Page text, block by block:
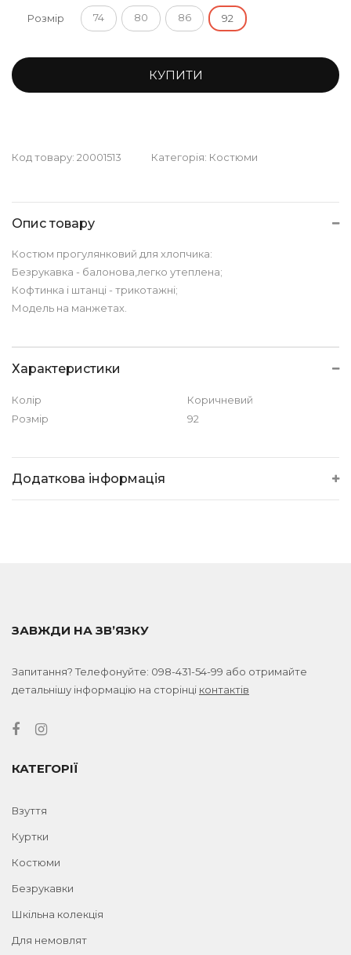
Розмір 74 80 86 92
КУПИТИ
Код товару: 20001513 Категорія: Костюми
Опис товару
Костюм прогулянковий для хлопчика:
Безрукавка - балонова,легко утеплена;
Кофтинка і штанці - трикотажні;
Модель на манжетах.
Характеристики
Колір
Коричневий
Розмір
92
Додаткова інформація
ЗАВЖДИ НА ЗВ’ЯЗКУ
Запитання? Телефонуйте: 098-431-54-99 або отримайте
детальнішу інформацію на сторінці контактів
КАТЕГОРІЇ
Взуття
Куртки
Костюми
Безрукавки
Шкільна колекція
Для немовлят